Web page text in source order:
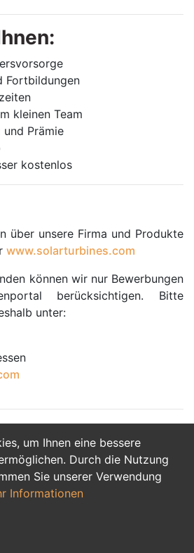
um Ihnen eine bessere
Durch die Nutzung
Sie unserer Verwendung
Informationen
Fortbildungen
kleinen Team
und Prämie
kostenlos
über unsere Firma und Produkte
www.solarturbines.com
können wir nur Bewerbungen
berücksichtigen. Bitte
unter:
Bewerben